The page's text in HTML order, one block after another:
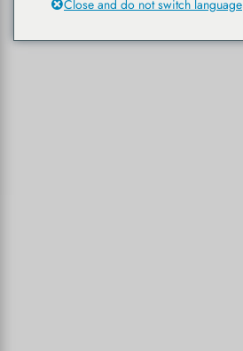
Close and do not switch language